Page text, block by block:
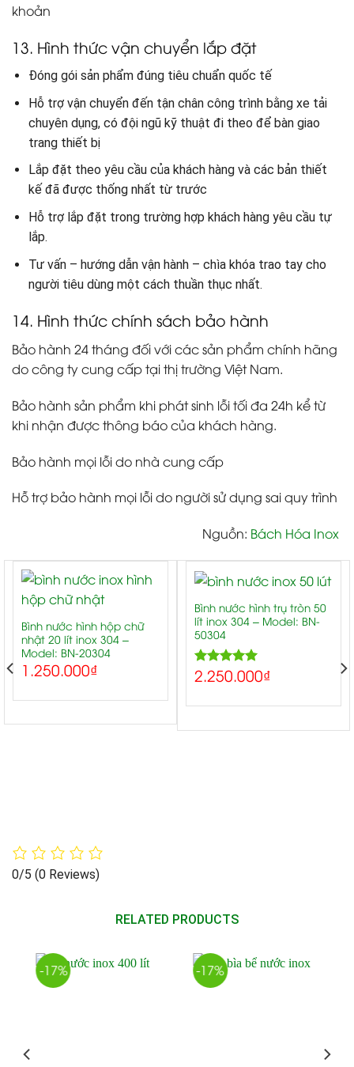
khoản
13. Hình thức vận chuyển lắp đặt
Đóng gói sản phẩm đúng tiêu chuẩn quốc tế
Hỗ trợ vận chuyển đến tận chân công trình bằng xe tải
chuyên dụng, có đội ngũ kỹ thuật đi theo để bàn giao
trang thiết bị
Lắp đặt theo yêu cầu của khách hàng và các bản thiết
kế đã được thống nhất từ trước
Hỗ trợ lắp đặt trong trường hợp khách hàng yêu cầu tự
lắp.
Tư vấn – hướng dẫn vận hành – chìa khóa trao tay cho
người tiêu dùng một cách thuần thục nhất.
14. Hình thức chính sách bảo hành
Bảo hành 24 tháng đối với các sản phẩm chính hãng
do công ty cung cấp tại thị trường Việt Nam.
Bảo hành sản phẩm khi phát sinh lỗi tối đa 24h kể từ
khi nhận được thông báo của khách hàng.
Bảo hành mọi lỗi do nhà cung cấp
Hỗ trợ bảo hành mọi lỗi do người sử dụng sai quy trình
Nguồn: Bách Hóa Inox
Bình nước hình hộp chữ
nhật 20 lít inox 304 –
Model: BN-20304
1.250.000₫
Bình nước hình trụ tròn 50
lít inox 304 – Model: BN-
50304
Rated5.00
out of 5
2.250.000₫
0/5 (0 Reviews)
RELATED PRODUCTS
-17% -17%